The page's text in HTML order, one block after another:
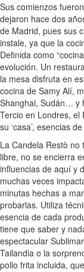
Sus comienzos
dejaron hace dos
de Madrid, pues sus
instale, ya que la
Definida como
evolución. Un
la mesa disfruta en
cocina de Samy Alí,
Shanghai, Sudán… y
Tercio en Londres, el
su ‘casa’, esencias
La Candela Restò
libre, no se encierra
influencias de aquí y
muchas veces
minutas hechas a
probarlas. Utiliza
esencia de cada
tiene que saber y
espectacular
Tailandia o la
pollo frita incluida,